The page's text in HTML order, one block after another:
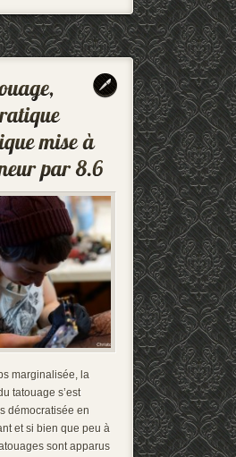
marginalisée, la
tatouage s’est
démocratisée en
et si bien que peu à
sont apparus